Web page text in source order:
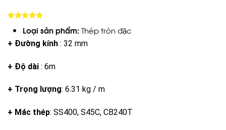
5.00 trên 5
Loại sản phẩm: Thép tròn đặc
+ Đường kính : 32 mm
+ Độ dài : 6m
+ Trọng lượng: 6.31 kg / m
+ Mác thép: SS400, S45C, CB240T